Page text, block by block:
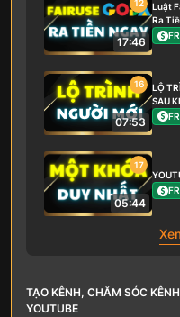
12
17:46
Luật
Ra
bạn
16
07:53
LỘ
SAU
17
05:44
TẠO KÊNH, CHĂM SÓC
YOUTUBE